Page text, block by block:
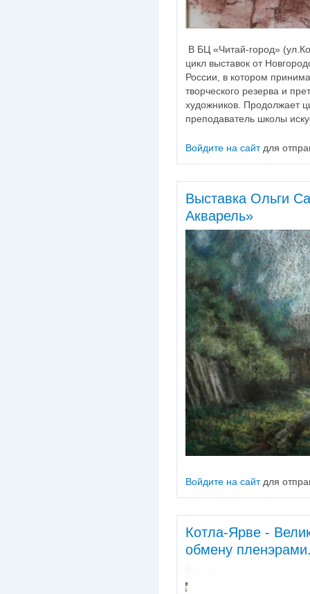
В БЦ «Читай-город»
цикл выставок от
России, в котором
творческого резерва и
художников. Продолжает
преподаватель школы
Войдите на сайтдля
Выставка Ольги
Акварель»
Войдите на сайтдля
Котла-Ярве -
обмену